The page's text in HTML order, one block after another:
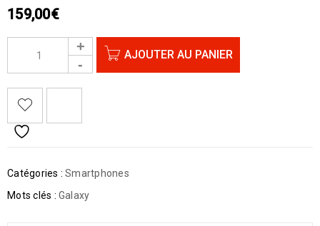
159,00€
AJOUTER AU PANIER
Catégories : Smartphones
Mots clés : Galaxy